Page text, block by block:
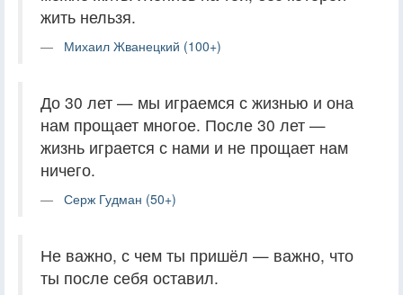
жить нельзя.
Михаил Жванецкий (100+)
До 30 лет — мы играемся с жизнью и она
нам прощает многое. После 30 лет —
жизнь играется с нами и не прощает нам
ничего.
Серж Гудман (50+)
Не важно, с чем ты пришёл — важно, что
ты после себя оставил.